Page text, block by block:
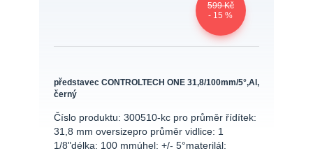
599 Kč
- 15 %
představec CONTROLTECH ONE 31,8/100mm/5°,Al,
černý
Číslo produktu: 300510-kc pro průměr řídítek:
31,8 mm oversizepro průměr vidlice: 1
1/8"délka: 100 mmúhel: +/- 5°materilál: